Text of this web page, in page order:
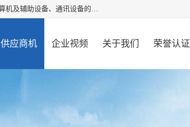
厦门欣锐仪器仪表有限公司成立于2006年，位于厦门市湖里区。公司主营五金产品、电气设备、计算机及辅助设备、通讯设备的批发与零售，同时涉及乐器、照相器材等文化用品的销售。此外，公司还提供通用设备、电气设备、仪器仪表的修理服务，以及信息系统集成、信息技术咨询、数据处理和存储等技术支持。公司致力于为客户提供全面的产品和服务，满足多样化的市场需求。
供应商机 企业视频 关于我们 荣誉认证